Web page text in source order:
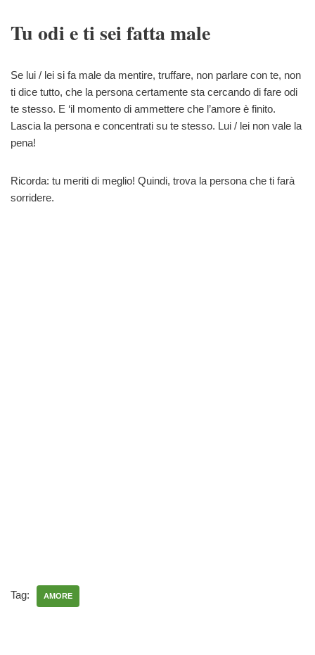
Tu odi e ti sei fatta male
Se lui / lei si fa male da mentire, truffare, non parlare con te, non
ti dice tutto, che la persona certamente sta cercando di fare odi
te stesso. E ‘il momento di ammettere che l’amore è finito.
Lascia la persona e concentrati su te stesso. Lui / lei non vale la
pena!
Ricorda: tu meriti di meglio! Quindi, trova la persona che ti farà
sorridere.
Tag: AMORE